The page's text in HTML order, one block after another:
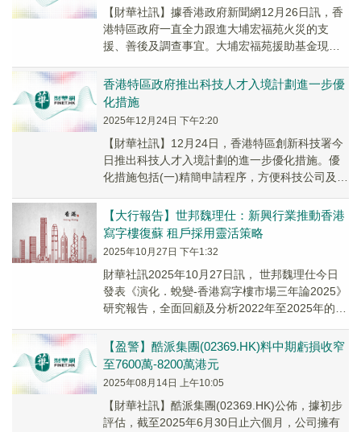
【財華社訊】據香港政府新聞網12月26日訊，香
港特區政府一直全力跟進大埔宏福苑火災的支
援、善後及調查事宜。大埔宏福苑援助基金現時
受大火...
香港特區政府推出科技人才入境計劃進一步優
化措施
2025年12月24日 下午2:20
【財華社訊】12月24日，香港特區創新科技署今
日推出科技人才入境計劃的進一步優化措施。優
化措施包括(一)精簡申請程序，方便科技公司及合
請，...
【大行報告】世邦魏理仕：新興行業推動香港
寫字樓復蘇 租戶採用靈活策略
2025年10月27日 下午1:32
財華社訊2025年10月27日訊， 世邦魏理仕今日
發表《演化．蛻變-香港寫字樓市場三年論2025》
研究報告，全面回顧及分析2022年至2025年的寫
【盈警】酷派集團(02369.HK)料中期虧損收窄
至7600萬-8200萬港元
2025年08月14日 上午10:05
【財華社訊】酷派集團(02369.HK)公佈，據初步
評估，截至2025年6月30日止六個月，公司擁有